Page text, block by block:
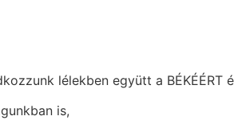
lélekben együtt a BÉKÉÉRT
is,